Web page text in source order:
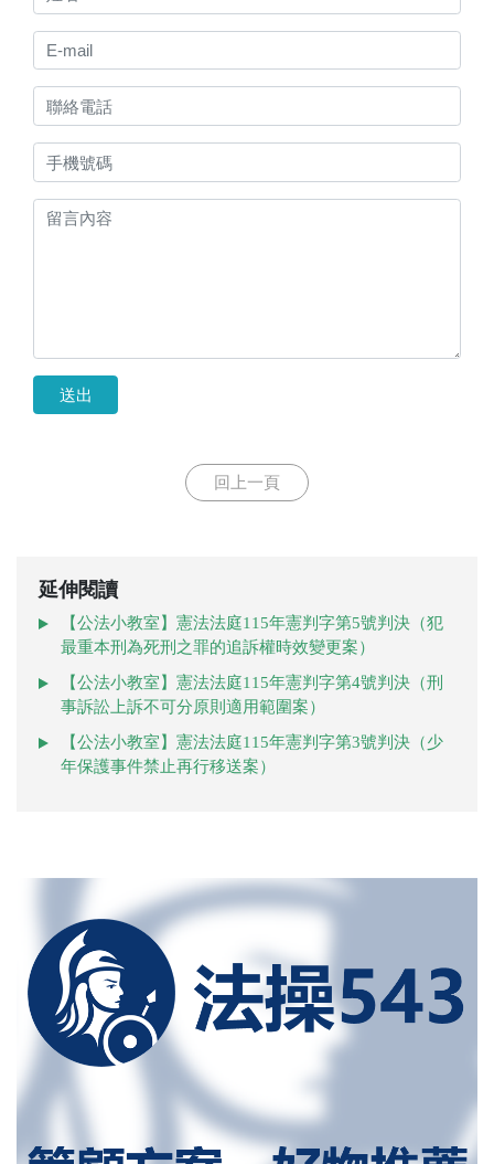
送出
回上一頁
延伸閱讀
【公法小教室】憲法法庭115年憲判字第5號判決（犯
最重本刑為死刑之罪的追訴權時效變更案）
【公法小教室】憲法法庭115年憲判字第4號判決（刑
事訴訟上訴不可分原則適用範圍案）
【公法小教室】憲法法庭115年憲判字第3號判決（少
年保護事件禁止再行移送案）